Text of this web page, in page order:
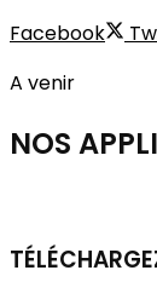
Facebook
A venir
NOS